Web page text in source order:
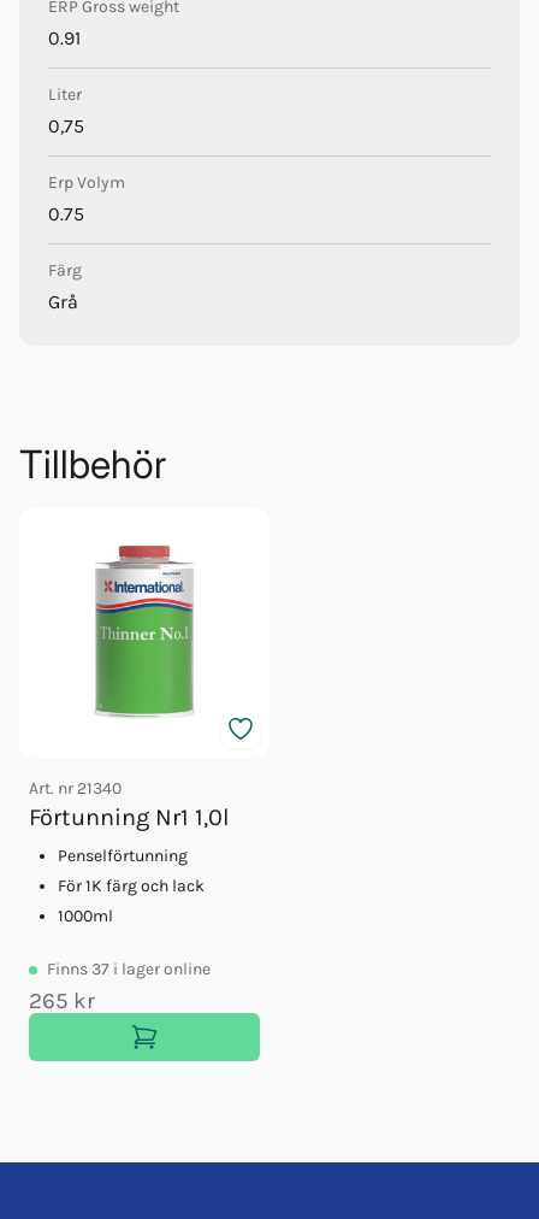
ERP Gross weight
0.91
Liter
0,75
Erp Volym
0.75
Färg
Grå
Tillbehör
Art. nr 21340
Förtunning Nr1 1,0l
Penselförtunning
För 1K färg och lack
1000ml
Finns 37 i lager online
265 kr